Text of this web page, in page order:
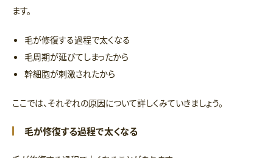
ます。
毛が修復する過程で太くなる
毛周期が延びてしまったから
幹細胞が刺激されたから
ここでは、それぞれの原因について詳しくみていきましょう。
毛が修復する過程で太くなる